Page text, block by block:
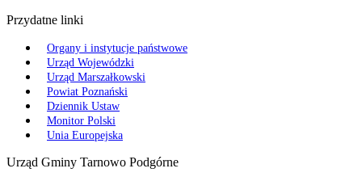
Przydatne linki
Organy i instytucje państwowe
Urząd Wojewódzki
Urząd Marszałkowski
Powiat Poznański
Dziennik Ustaw
Monitor Polski
Unia Europejska
Urząd Gminy Tarnowo Podgórne